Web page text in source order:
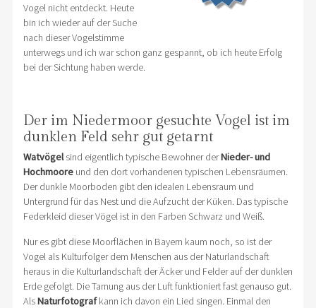
Vogel nicht entdeckt. Heute
bin ich wieder auf der Suche
nach dieser Vogelstimme
unterwegs und ich war schon ganz gespannt, ob ich heute Erfolg
bei der Sichtung haben werde.
Der im Niedermoor gesuchte Vogel ist im
dunklen Feld sehr gut getarnt
Watvögelsind eigentlich typische Bewohner derNieder- und
Hochmooreund den dort vorhandenen typischen Lebensräumen.
Der dunkle Moorboden gibt den idealen Lebensraum und
Untergrund für das Nest und die Aufzucht der Küken. Das typische
Federkleid dieser Vögel ist in den Farben Schwarz und Weiß.
Nur es gibt diese Moorflächen in Bayern kaum noch, so ist der
Vogel als Kulturfolger dem Menschen aus der Naturlandschaft
heraus in die Kulturlandschaft der Äcker und Felder auf der dunklen
Erde gefolgt. Die Tarnung aus der Luft funktioniert fast genauso gut.
AlsNaturfotografkann ich davon ein Lied singen. Einmal den